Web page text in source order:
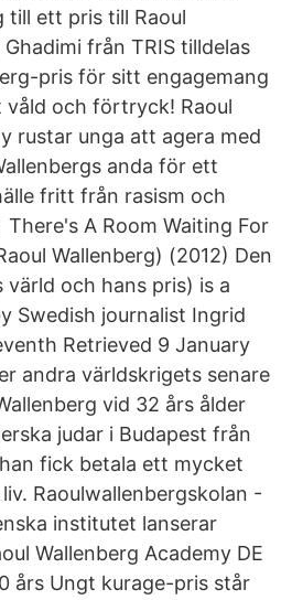
till ett pris till Raoul
från TRIS tilldelas
pris för sitt engagemang
och förtryck! Raoul
rustar unga att agera med
anda för ett
fritt från rasism och
A Room Waiting For
Wallenberg) (2012) Den
och hans pris) is a
Swedish journalist Ingrid
Retrieved 9 January
andra världskrigets senare
vid 32 års ålder
judar i Budapest från
fick betala ett mycket
Raoulwallenbergskolan -
institutet lanserar
Wallenberg Academy DE
års Ungt kurage-pris står